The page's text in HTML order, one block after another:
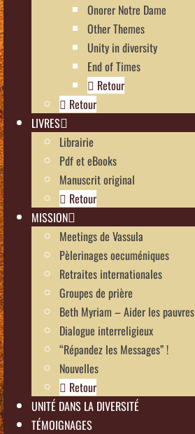
Onorer Notre Dame
Other Themes
Unity in diversity
End of Times
Retour
Retour
LIVRES
Librairie
Pdf et eBooks
Manuscrit original
Retour
MISSION
Meetings de Vassula
Pèlerinages oecuméniques
Retraites internationales
Groupes de prière
Beth Myriam – Aider les pauvres
Dialogue interreligieux
“Répandez les Messages” !
Nouvelles
Retour
UNITÉ DANS LA DIVERSITÉ
TÉMOIGNAGES